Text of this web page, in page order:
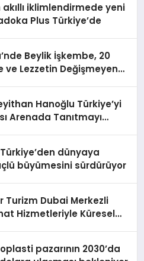
akıllı iklimlendirmede yeni
Plus Türkiye’de
Beylik İşkembe, 20
ve Lezzetin Değişmeyen
Hanoğlu Türkiye’yi
Arenada Tanıtmayı
dünyaya
büyümesini sürdürüyor
Turizm Dubai Merkezli
Hizmetleriyle Küresel
pazarının 2030’da